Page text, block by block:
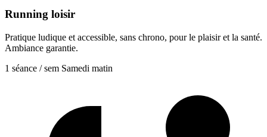
Running loisir
Pratique ludique et accessible, sans chrono, pour le plaisir et la santé.
Ambiance garantie.
1 séance / sem Samedi matin